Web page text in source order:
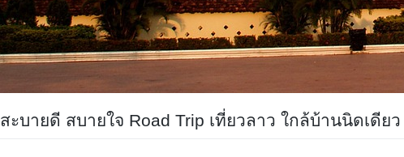
สะบายดี สบายใจ Road Trip เที่ยวลาว ใกล้บ้านนิดเดียว